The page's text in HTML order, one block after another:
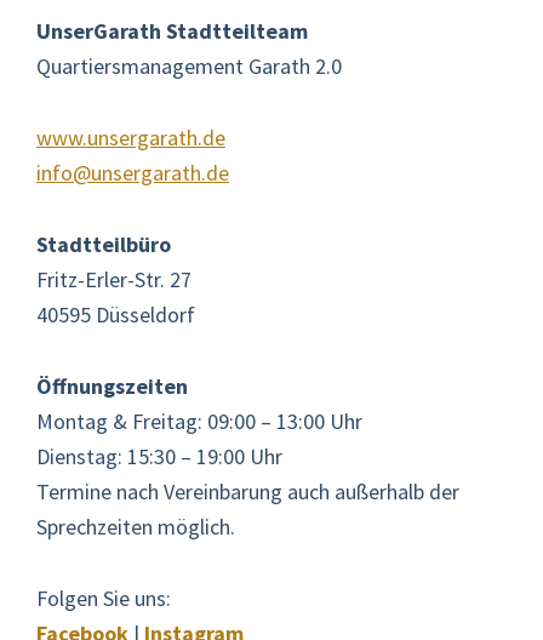
UnserGarath Stadtteilteam
Quartiersmanagement Garath 2.0
www.unsergarath.de
info@unsergarath.de
Stadtteilbüro
Fritz-Erler-Str. 27
40595 Düsseldorf
Öffnungszeiten
Montag & Freitag: 09:00 – 13:00 Uhr
Dienstag: 15:30 – 19:00 Uhr
Termine nach Vereinbarung auch außerhalb der
Sprechzeiten möglich.
Folgen Sie uns:
Facebook | Instagram